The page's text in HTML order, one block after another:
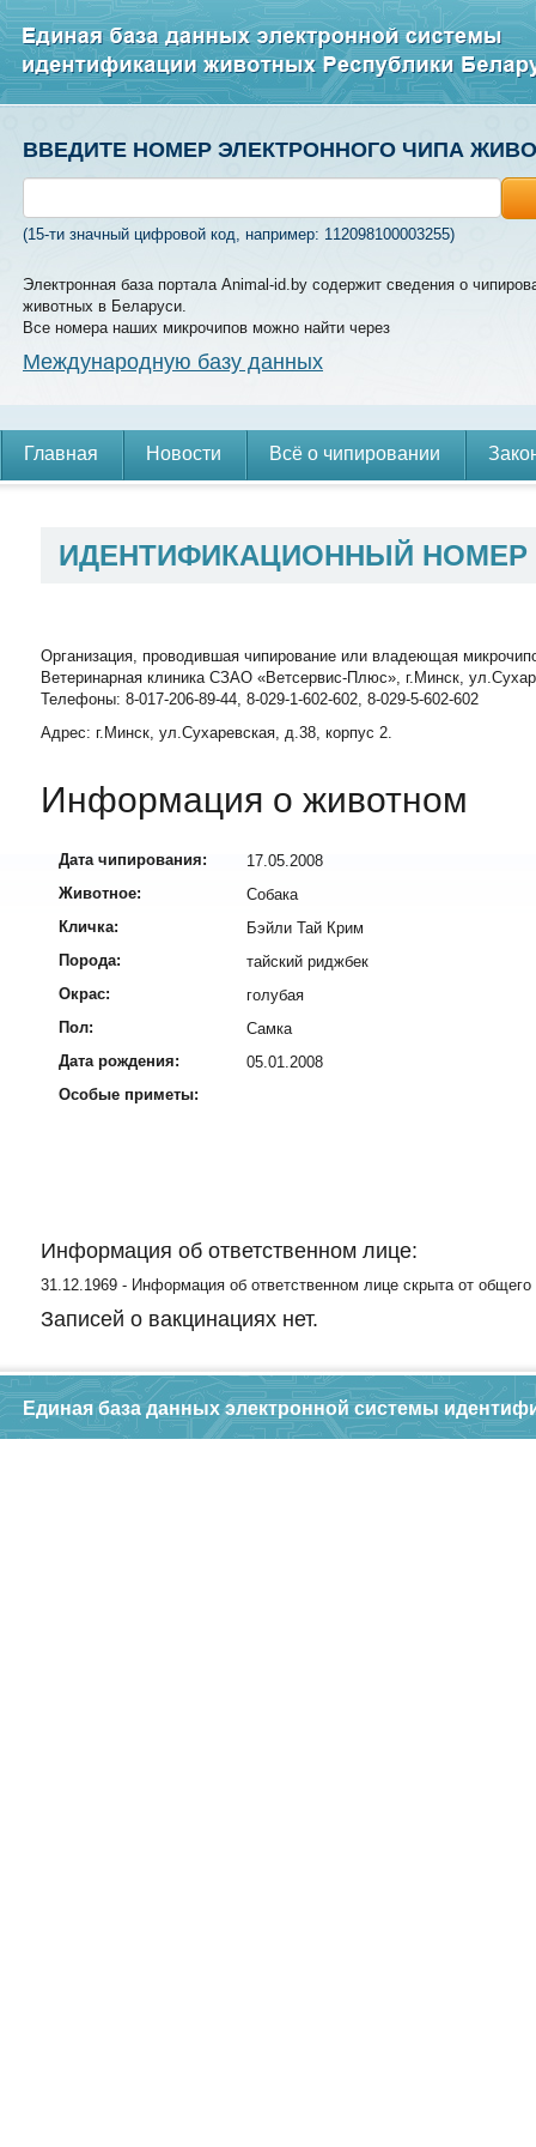
ВВЕДИТЕ НОМЕР ЭЛЕКТРОННОГО ЧИПА
(15-ти значный цифровой код, например: 112098100003255)
Электронная база портала Animal-id.by содержит сведения о
животных в Беларуси.
Все номера наших микрочипов можно найти через
Международную базу данных
Главная Новости Всё о чипировании
ИДЕНТИФИКАЦИОННЫЙ
Организация, проводившая чипирование или владеющая
Ветеринарная клиника СЗАО «Ветсервис-Плюс», г.Минск,
Телефоны: 8-017-206-89-44, 8-029-1-602-602, 8-029-5-602-602
Адрес: г.Минск, ул.Сухаревская, д.38, корпус 2.
Информация о животном
Дата чипирования:
17.05.2008
Животное:
Собака
Кличка:
Бэйли Тай Крим
Порода:
тайский риджбек
Окрас:
голубая
Пол:
Самка
Дата рождения:
05.01.2008
Особые приметы:
Информация об ответственном лице:
31.12.1969 - Информация об ответственном лице скрыта от общего
Записей о вакцинациях нет.
Единая база данных электронной системы